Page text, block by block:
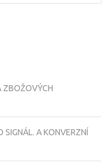
ZBOŽOVÝCH
SIGNÁL. A KONVERZNÍ